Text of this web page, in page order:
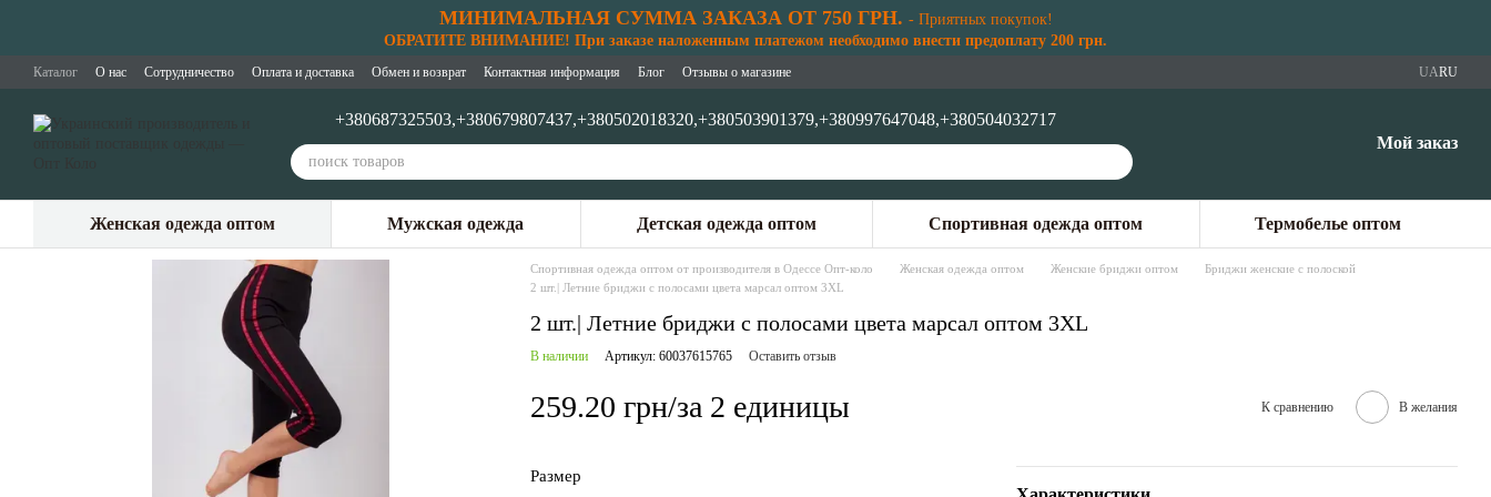
МИНИМАЛЬНАЯ СУММА ЗАКАЗА ОТ 750 ГРН. - Приятных покупок!
ОБРАТИТЕ ВНИМАНИЕ! При заказе наложенным платежом необходимо внести предоплату 200 грн.
Каталог О нас Сотрудничество Оплата и доставка Обмен и возврат Контактная информация Блог Отзывы о магазине UARU
+380687325503,+380679807437,+380502018320,+380503901379,+380997647048,+380504032717
Мой заказ
Женская одежда оптом Мужская одежда Детская одежда оптом Спортивная одежда оптом Термобелье оптом
Спортивная одежда оптом от производителя в Одессе Опт-коло Женская одежда оптом Женские бриджи оптом
Бриджи женские с полоской
2 шт.| Летние бриджи с полосами цвета марсал оптом 3XL
2 шт.| Летние бриджи с полосами цвета марсал оптом 3XL
В наличии Артикул: 60037615765 Оставить отзыв
259.20 грн/за 2 единицы К сравнению В желания
Размер